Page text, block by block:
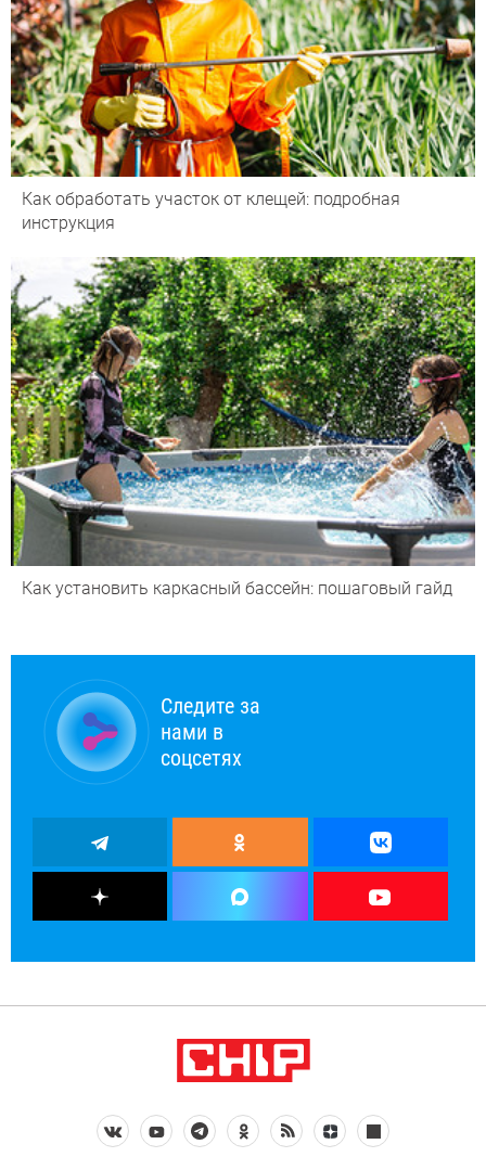
Как обработать участок от клещей: подробная
инструкция
Как установить каркасный бассейн: пошаговый гайд
Следите за
нами в
соцсетях